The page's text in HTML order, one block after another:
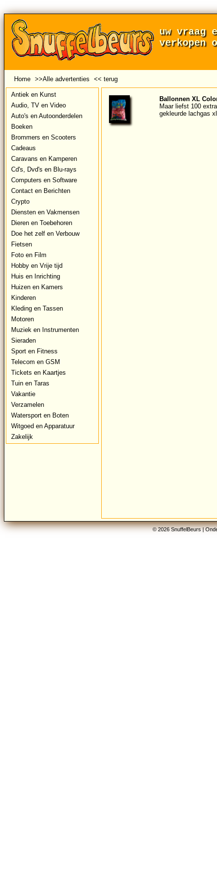
uw vraag
verkopen
Home >>Alle advertenties << terug
Antiek en Kunst
Audio, TV en Video
Auto's en Autoonderdelen
Boeken
Brommers en Scooters
Cadeaus
Caravans en Kamperen
Cd's, Dvd's en Blu-rays
Computers en Software
Contact en Berichten
Crypto
Diensten en Vakmensen
Dieren en Toebehoren
Doe het zelf en Verbouw
Fietsen
Foto en Film
Hobby en Vrije tijd
Huis en Inrichting
Huizen en Kamers
Kinderen
Kleding en Tassen
Motoren
Muziek en Instrumenten
Sieraden
Sport en Fitness
Telecom en GSM
Tickets en Kaartjes
Tuin en Taras
Vakantie
Verzamelen
Watersport en Boten
Witgoed en Apparatuur
Zakelijk
Ballonnen XL
Maar liefst 100
gekleurde lachgas
© 2026 SnuffelBeurs |